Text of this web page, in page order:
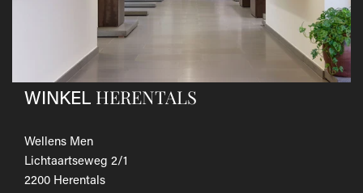
Als je het wilt omruilen voor een ander artikel, dien je een
nieuwe bestelling te plaatsen.
Voor onze uitgebreide beleid betreffende verzenden en
retourneren, raadpleeg onze Veelgestelde vragen
WINKEL HERENTALS
Wellens Men
Lichtaartseweg 2/1
2200 Herentals